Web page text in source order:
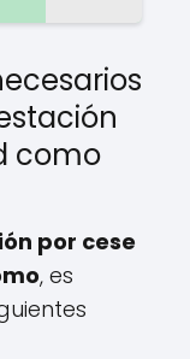
como
por cese
, es